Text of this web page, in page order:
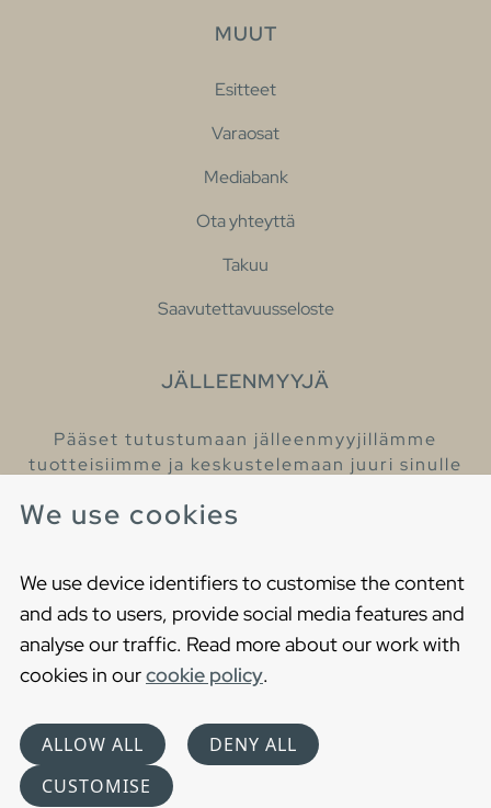
We use cookies
We use device identifiers to customise the content
and ads to users, provide social media features and
analyse our traffic. Read more about our work with
cookies in ourcookie policy.
ALLOW ALL
DENY ALL
CUSTOMISE
MUUT
Esitteet
Varaosat
Mediabank
Ota yhteyttä
Takuu
Saavutettavuusseloste
JÄLLEENMYYJÄ
Pääset tutustumaan jälleenmyyjillämme
tuotteisiimme ja keskustelemaan juuri sinulle
Cookies
Privacy statement
Choose language